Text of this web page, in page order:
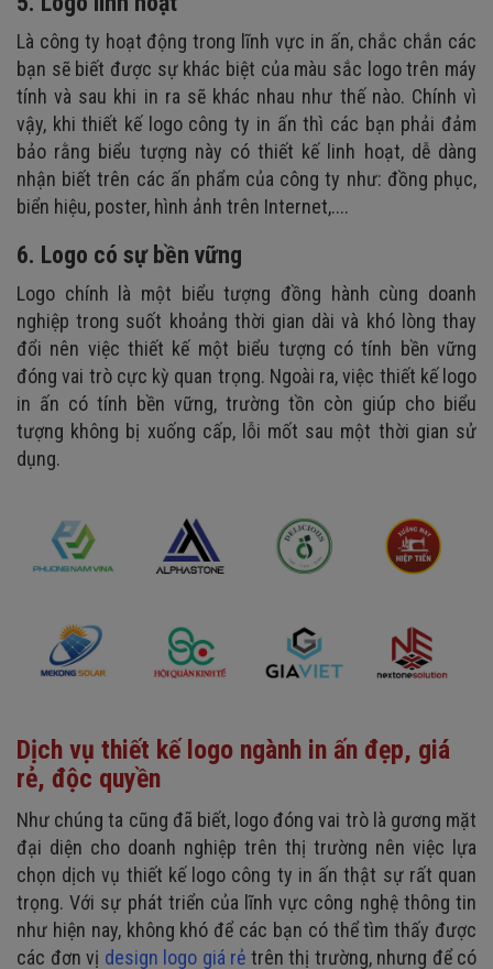
Là công ty hoạt động trong lĩnh vực in ấn, chắc chắn các
bạn sẽ biết được sự khác biệt của màu sắc logo trên máy
tính và sau khi in ra sẽ khác nhau như thế nào. Chính vì
vậy, khi thiết kế logo công ty in ấn thì các bạn phải đảm
bảo rằng biểu tượng này có thiết kế linh hoạt, dễ dàng
nhận biết trên các ấn phẩm của công ty như: đồng phục,
biển hiệu, poster, hình ảnh trên Internet,....
6. Logo có sự bền vững
Logo chính là một biểu tượng đồng hành cùng doanh
nghiệp trong suốt khoảng thời gian dài và khó lòng thay
đổi nên việc thiết kế một biểu tượng có tính bền vững
đóng vai trò cực kỳ quan trọng. Ngoài ra, việc thiết kế logo
in ấn có tính bền vững, trường tồn còn giúp cho biểu
tượng không bị xuống cấp, lỗi mốt sau một thời gian sử
dụng.
Dịch vụ thiết kế logo ngành in ấn đẹp, giá
rẻ, độc quyền
Như chúng ta cũng đã biết, logo đóng vai trò là gương mặt
đại diện cho doanh nghiệp trên thị trường nên việc lựa
chọn dịch vụ thiết kế logo công ty in ấn thật sự rất quan
trọng. Với sự phát triển của lĩnh vực công nghệ thông tin
như hiện nay, không khó để các bạn có thể tìm thấy được
các đơn vị design logo giá rẻ trên thị trường, nhưng để có